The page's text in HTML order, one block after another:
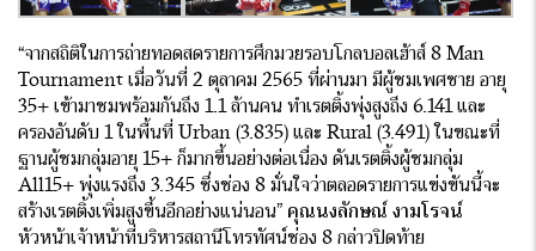
“จากสถิติในการถ่ายทอดสดรายการศึกมวยรอบโกลบอลเฮ้าส์ 8 Man
Tournament เมื่อวันที่ 2 ตุลาคม 2565 ที่ผ่านมา มีผู้ชมเพศชาย อายุ
35+ เข้ามาชมพร้อมกันถึง 1.1 ล้านคน ทำเรตติ้งพุ่งสูงถึง 6.141 และ
ครองอันดับ 1 ในพื้นที่ Urban (3.835) และ Rural (3.491) ในขณะที่
ฐานผู้ชมกลุ่มอายุ 15+ ก็มากขึ้นอย่างต่อเนื่อง ดันเรตติ้งผู้ชมกลุ่ม
All15+ พุ่งแรงถึง 3.345 ซึ่งช่อง 8 มั่นใจว่าตลอดรายการแข่งขันนี้จะ
สร้างเรตติ้งเพิ่มสูงขึ้นอีกอย่างแน่นอน” คุณนงลักษณ์ งามโรจน์
หัวหน้าเจ้าหน้าที่บริหารสถานีโทรทัศน์ช่อง 8 กล่าวปิดท้าย